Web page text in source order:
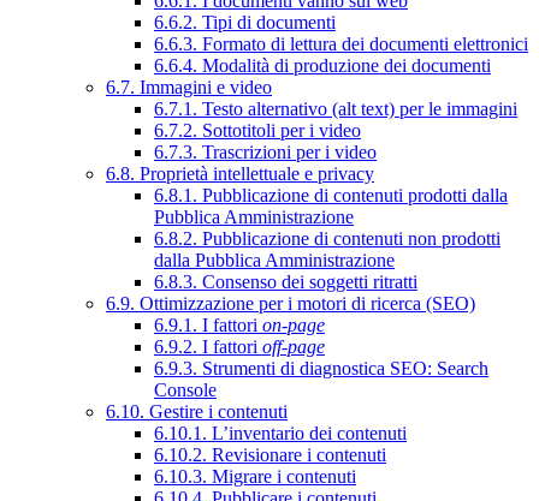
6.6.2. Tipi di documenti
6.6.3. Formato di lettura dei documenti elettronici
6.6.4. Modalità di produzione dei documenti
6.7. Immagini e video
6.7.1. Testo alternativo (alt text) per le immagini
6.7.2. Sottotitoli per i video
6.7.3. Trascrizioni per i video
6.8. Proprietà intellettuale e privacy
6.8.1. Pubblicazione di contenuti prodotti dalla
Pubblica Amministrazione
6.8.2. Pubblicazione di contenuti non prodotti
dalla Pubblica Amministrazione
6.8.3. Consenso dei soggetti ritratti
6.9. Ottimizzazione per i motori di ricerca (SEO)
6.9.1. I fattori on-page
6.9.2. I fattori off-page
6.9.3. Strumenti di diagnostica SEO: Search
Console
6.10. Gestire i contenuti
6.10.1. L’inventario dei contenuti
6.10.2. Revisionare i contenuti
6.10.3. Migrare i contenuti